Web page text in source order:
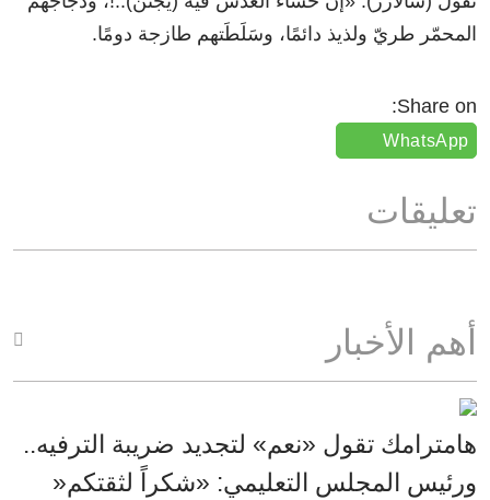
المحمّر طريّ ولذيذ دائمًا، وسَلَطَتهم طازجة دومًا.
Share on:
WhatsApp
تعليقات
أهم الأخبار
هامترامك تقول «نعم» لتجديد ضريبة الترفيه..
ورئيس المجلس التعليمي: «شكراً لثقتكم«